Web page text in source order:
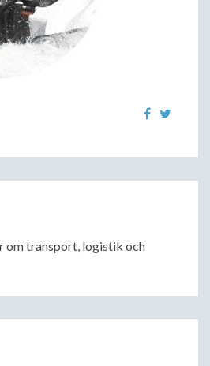
om transport, logistik och